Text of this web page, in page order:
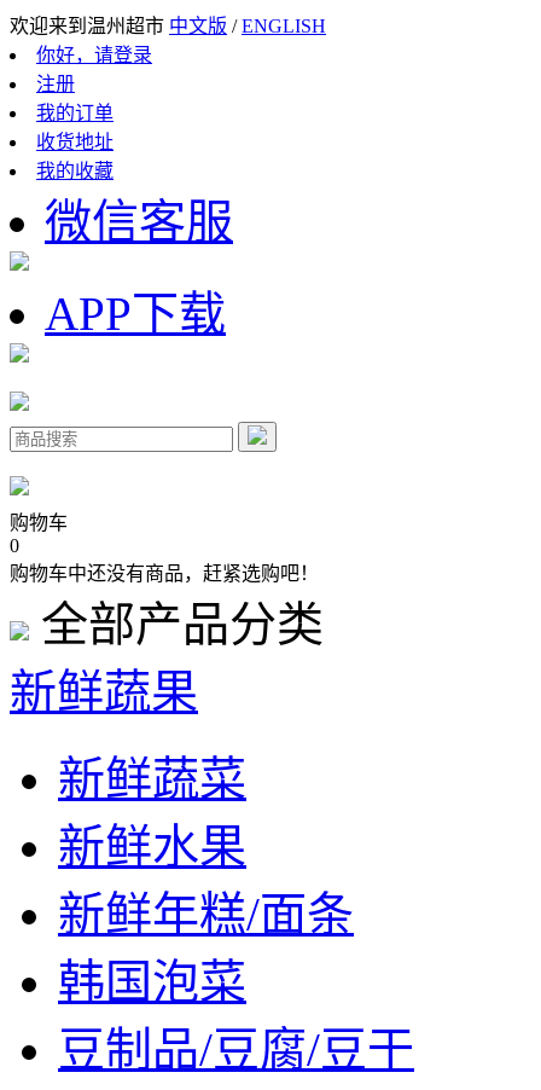
欢迎来到温州超市 中文版 /ENGLISH
你好，请登录
注册
我的订单
收货地址
我的收藏
微信客服
APP下载
购物车
0
购物车中还没有商品，赶紧选购吧！
全部产品分类
新鲜蔬果
新鲜蔬菜
新鲜水果
新鲜年糕/面条
韩国泡菜
豆制品/豆腐/豆干